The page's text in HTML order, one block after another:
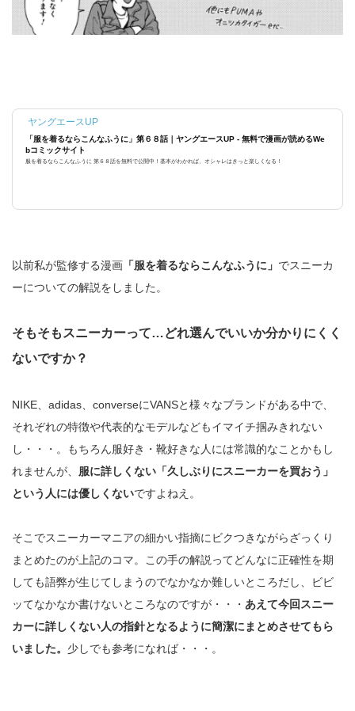
ヤングエースUP
「服を着るならこんなふうに」第６８話｜ヤングエースUP - 無料で漫画が読めるWe
bコミックサイト
服を着るならこんなふうに 第６８話を無料で公開中！基本がわかれば、オシャレはきっと楽しくなる！
以前私が監修する漫画 「服を着るならこんなふうに」 でスニーカ
ーについての解説をしました。
そもそもスニーカーって…どれ選んでいいか分かりにくく
ないですか？
NIKE、adidas、converseにVANSと様々なブランドがある中で、
それぞれの特徴や代表的なモデルなどもイマイチ掴みきれない
し・・・。もちろん服好き・靴好きな人には常識的なことかもし
れませんが、 服に詳しくない「久しぶりにスニーカーを買おう」
という人には優しくないですよねえ。
そこでスニーカーマニアの細かい指摘にビクつきながらざっくり
まとめたのが上記のコマ。この手の解説ってどんなに正確性を期
しても語弊が生じてしまうのでなかなか難しいところだし、ビビ
ッてなかなか書けないところなのですが・・・ あえて今回スニー
カーに詳しくない人の指針となるように簡潔にまとめさせてもら
いました。 少しでも参考になれば・・・。